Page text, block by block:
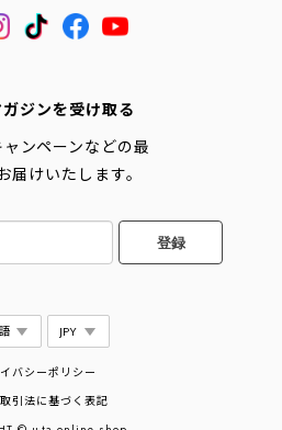
ジンを受け取る
ンペーンなどの最
届けいたします。
登録
バシーポリシー
引法に基づく表記